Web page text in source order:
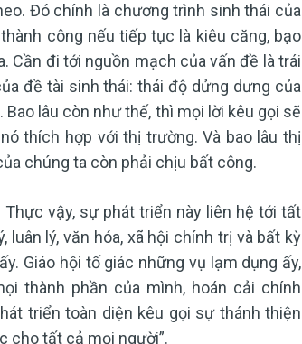
Đó chính là chương trình sinh thái của
công nếu tiếp tục là kiêu căng, bạo
Cần đi tới nguồn mạch của vấn đề là trái
đề tài sinh thái: thái độ dửng dưng của
lâu còn như thế, thì mọi lời kêu gọi sẽ
thích hợp với thị trường. Và bao lâu thị
chúng ta còn phải chịu bất công.
vậy, sự phát triển này liên hệ tới tất
lý, văn hóa, xã hội chính trị và bất kỳ
Giáo hội tố giác những vụ lạm dụng ấy,
thành phần của mình, hoán cải chính
triển toàn diện kêu gọi sự thánh thiện
cho tất cả mọi người”.